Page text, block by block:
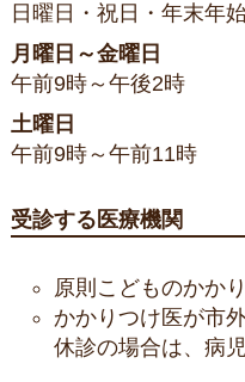
日曜日・祝日・年末年
月曜日～金曜日
午前9時～午後2時
土曜日
午前9時～午前11時
受診する医療機関
原則こどものかか
かかりつけ医が市
休診の場合は、病